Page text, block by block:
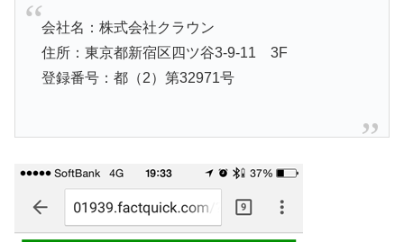
会社名：株式会社クラウン
住所：東京都新宿区四ツ谷3-9-11 3F
登録番号：都（2）第32971号